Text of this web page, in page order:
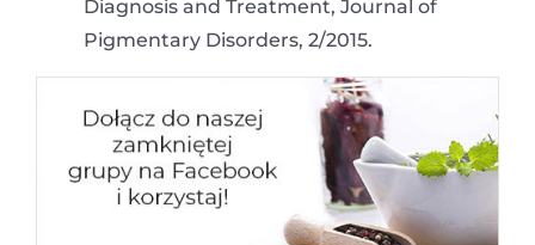
Diagnosis and Treatment, Journal of
Pigmentary Disorders, 2/2015.